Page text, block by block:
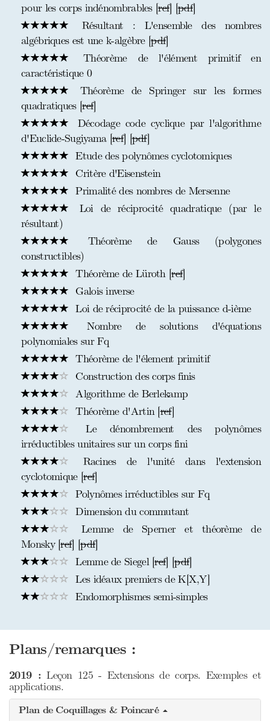
pour les corps indénombrables [ref] [pdf]
Résultant : L'ensemble des nombres
algébriques est une k-algèbre [pdf]
Théorème de l'élément primitif en
caractéristique 0
Théorème de Springer sur les formes
quadratiques [ref]
Décodage code cyclique par l'algorithme
d'Euclide-Sugiyama [ref] [pdf]
Etude des polynômes cyclotomiques
Critère d'Eisenstein
Primalité des nombres de Mersenne
Loi de réciprocité quadratique (par le
résultant)
Théorème de Gauss (polygones
constructibles)
Théorème de Lüroth [ref]
Galois inverse
Loi de réciprocité de la puissance d-ième
Nombre de solutions d'équations
polynomiales sur Fq
Théorème de l'élement primitif
Construction des corps finis
Algorithme de Berlekamp
Théorème d'Artin [ref]
Le dénombrement des polynômes
irréductibles unitaires sur un corps fini
Racines de l'unité dans l'extension
cyclotomique [ref]
Polynômes irréductibles sur Fq
Dimension du commutant
Lemme de Sperner et théorème de
Monsky [ref] [pdf]
Lemme de Siegel [ref] [pdf]
Les idéaux premiers de K[X,Y]
Endomorphismes semi-simples
Plans/remarques :
2019 :Leçon 125 - Extensions de corps. Exemples et
applications.
Plan de Coquillages & Poincaré